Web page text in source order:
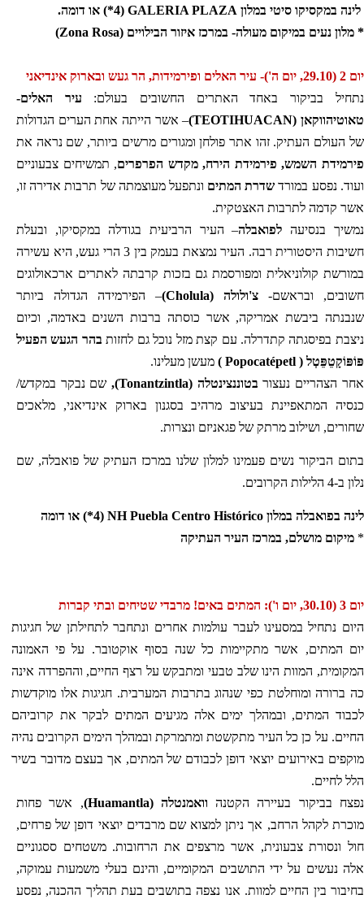
לינה במקסיקו סיטי במלון GALERIA PLAZA
(4*)
או דומה.
* מלון נעים במיקום מעולה- במרכז איזור הבילויים (Zona Rosa
)
יום 2 (29.10, יום ה')- עיר האלים ופירמידות, הר געש ובארוק אינדיאני
נתחיל בביקור באחד האתרים החשובים בעולם: עיר האלים-
טאוטיהווקאן ((TEOTIHUACAN– אשר הייתה אחת הערים הגדולות
של העולם העתיק. זהו אתר פולחן ומגורים מרשים ביותר, שם נראה את
פירמידת השמש, פירמידת הירח, מקדש הפרפרים, תמשיחים צבעוניים
ועוד. נפסע במורד שדרת המתים ונתפעל מעוצמתה של תרבות אדירה זו,
אשר קדמה לתרבות האצטקית.
נמשיך בנסיעה לפואבלה– העיר הרביעית בגודלה במקסיקו, ובעלת
חשיבות היסטורית רבה. העיר נמצאת בעמק בין 3 הרי געש, היא עשירה
במורשת קולוניאלית ומפורסמת גם בזכות קרבתה לאתרים ארכאולוגים
חשובים, ובראשם-צ'ולולה (Cholula
)– הפירמידה הגדולה ביותר
שנבנתה ביבשת אמריקה, אשר כוסתה ברבות השנים באדמה, וכיום
ניצבת בפיסגתה קתדרלה. עם קצת מזל נוכל גם לחזות בהר הגעש הפעיל
פּוֹפּוֹקָטֵפֵּטְל (Popocatépetl
) מעשן מעלינו.
אחר הצהריים נעצור בטוננצינטלה (Tonantzintla
),שם נבקר במקדש/
כנסיה המתאפיינת בעיצוב מרהיב בסגנון בארוק אינדיאני, מלאכים
שחורים, ושילוב מרתק של פגאניזם ונצרות.
בתום הביקור נשים פעמינו למלון שלנו במרכז העתיק של פואבלה, שם
נלון ב-4 הלילות הקרובים.
לינה בפואבלה במלוןNH Puebla Centro Histórico (4*) או דומה
*מיקום מושלם, במרכז העיר העתיקה
יום 3 (30.10, יום ו'):
המתים באים! מרבדי שטיחים ובתי קברות
היום נתחיל במסעינו לעבר עולמות אחרים ונתחבר לתחילתן של חגיגות
יום המתים, אשר מתקיימות כל שנה בסוף אוקטובר. על פי האמונה
המקומית, המוות הינו שלב טבעי ומתבקש על רצף החיים, וההפרדה אינה
כה ברורה ומוחלטת כפי שנהוג בתרבות המערבית. חגיגות אלו מוקדשות
לכבוד המתים, ובמהלך ימים אלה מגיעים המתים לבקר את קרוביהם
החיים. על כן כל העיר מתקשטת ומתמרקת ובמהלך הימים הקרובים נהיה
מוקפים באירועים יוצאי דופן לכבודם של המתים, אך בעצם מדובר בשיר
הלל לחיים.
נפצח בביקור בעיירה הקטנה וואמנטלה (Huamantla
), אשר פחות
מוכרת לקהל הרחב, אך ניתן למצוא שם מרבדים יוצאי דופן של פרחים,
חול ונסורת צבעונית, אשר מרצפים את הרחובות. משטחים ססגוניים
אלה נעשים על ידי התושבים המקומיים, והינם בעלי משמעות עמוקה,
בחיבור בין החיים למוות. אנו נצפה בתושבים בעת תהליך ההכנה, נפסע